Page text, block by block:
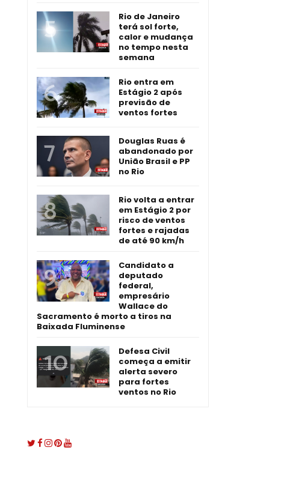
Rio de Janeiro
terá sol forte,
calor e mudança
no tempo nesta
semana
Rio entra em
Estágio 2 após
previsão de
ventos fortes
Douglas Ruas é
abandonado por
União Brasil e PP
no Rio
Rio volta a entrar
em Estágio 2 por
risco de ventos
fortes e rajadas
de até 90 km/h
Candidato a
deputado
federal,
empresário
Wallace do
Sacramento é morto a tiros na
Baixada Fluminense
Defesa Civil
começa a emitir
alerta severo
para fortes
ventos no Rio